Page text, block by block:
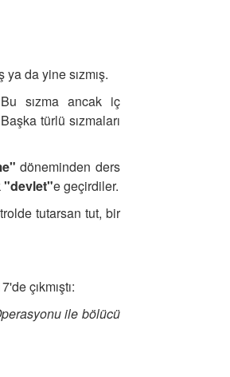
da yine sızmış.
sızma ancak iç
türlü sızmaları
döneminden ders
"devlet"e geçirdiler.
tutarsan tut, bir
çıkmıştı:
ile bölücü